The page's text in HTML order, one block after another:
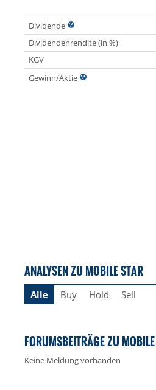
Dividende
Dividendenrendite (in %)
KGV
Gewinn/Aktie
ANALYSEN ZU MOBILE STAR
Alle Buy Hold Sell
FORUMSBEITRÄGE ZU
Keine Meldung vorhanden